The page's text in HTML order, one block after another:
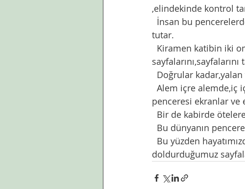
,elindekinde kontrol
tutar.
Doğrular
penceresi ekranlar ve
Bir de kabirde
Bu dünyanın
doldurduğumuz